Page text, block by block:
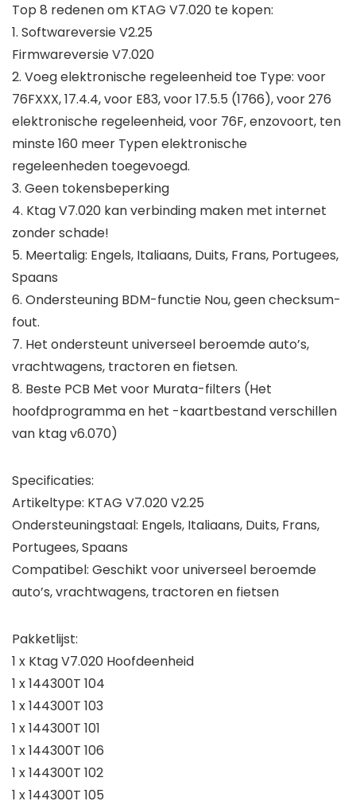
Top 8 redenen om KTAG V7.020 te kopen:
1. Softwareversie V2.25
Firmwareversie V7.020
2. Voeg elektronische regeleenheid toe Type: voor
76FXXX, 17.4.4, voor E83, voor 17.5.5 (1766), voor 276
elektronische regeleenheid, voor 76F, enzovoort, ten
minste 160 meer Typen elektronische
regeleenheden toegevoegd.
3. Geen tokensbeperking
4. Ktag V7.020 kan verbinding maken met internet
zonder schade!
5. Meertalig: Engels, Italiaans, Duits, Frans, Portugees,
Spaans
6. Ondersteuning BDM-functie Nou, geen checksum-
fout.
7. Het ondersteunt universeel beroemde auto’s,
vrachtwagens, tractoren en fietsen.
8. Beste PCB Met voor Murata-filters (Het
hoofdprogramma en het -kaartbestand verschillen
van ktag v6.070)
Specificaties:
Artikeltype: KTAG V7.020 V2.25
Ondersteuningstaal: Engels, Italiaans, Duits, Frans,
Portugees, Spaans
Compatibel: Geschikt voor universeel beroemde
auto’s, vrachtwagens, tractoren en fietsen
Pakketlijst:
1 x Ktag V7.020 Hoofdeenheid
1 x 144300T 104
1 x 144300T 103
1 x 144300T 101
1 x 144300T 106
1 x 144300T 102
1 x 144300T 105